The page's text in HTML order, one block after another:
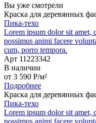
Вы уже смотрели
Краска для деревянных
Пика-техо
Lorem ipsum dolor sit amet,
possimus animi facere
cum, porro tempora.
Арт 11223342
В наличии
от 3 590 P/м²
Подробнее
Краска для деревянных
Пика-техо
Lorem ipsum dolor sit amet,
possimus animi facere